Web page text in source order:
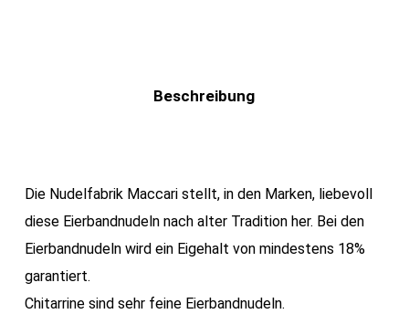
Beschreibung
Die Nudelfabrik Maccari stellt, in den Marken, liebevoll
diese Eierbandnudeln nach alter Tradition her. Bei den
Eierbandnudeln wird ein Eigehalt von mindestens 18%
garantiert.
Chitarrine sind sehr feine Eierbandnudeln.